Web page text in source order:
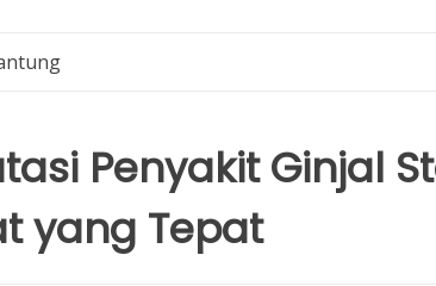
Penyakit Ginjal
yang Tepat